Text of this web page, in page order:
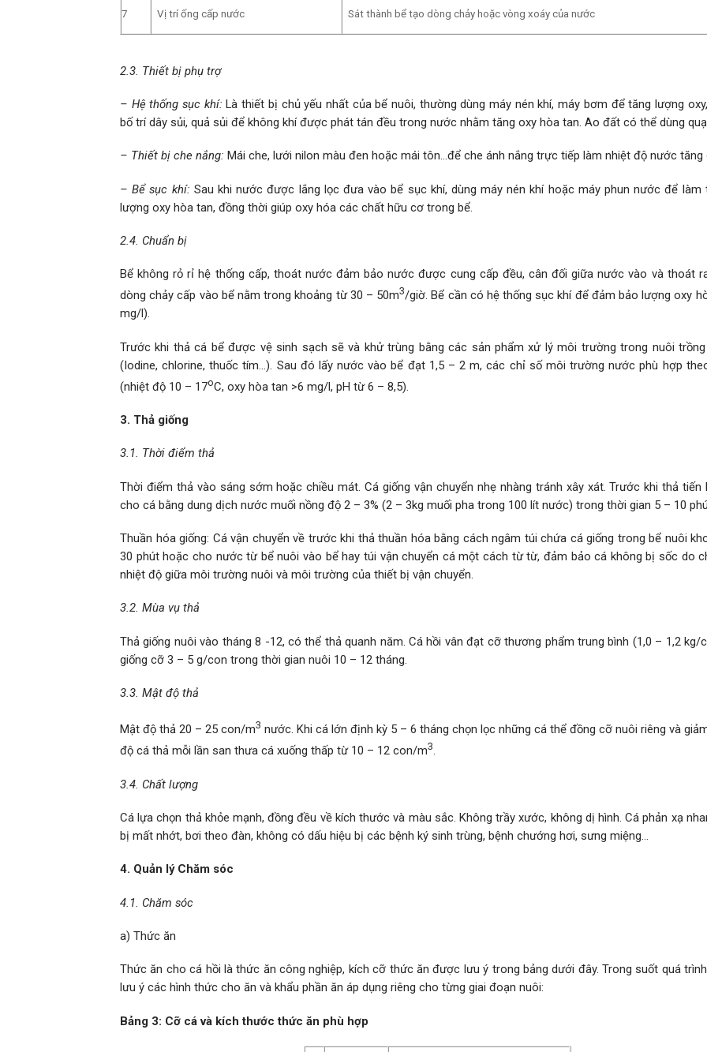
7 Vị trí ống cấp nước Sát thành bể tạo dòng chảy hoặc vòng xoáy của nước
2.3. Thiết bị phụ trợ
– Hệ thống sục khí: Là thiết bị chủ yếu nhất của bể nuôi, thường dùng máy nén khí, máy bơm để tăng lượng
bố trí dây sủi, quả sủi để không khí được phát tán đều trong nước nhằm tăng oxy hòa tan. Ao đất có thể dùng
– Thiết bị che nắng: Mái che, lưới nilon màu đen hoặc mái tôn…để che ánh nắng trực tiếp làm nhiệt độ nước tăng
– Bể sục khí: Sau khi nước được lắng lọc đưa vào bể sục khí, dùng máy nén khí hoặc máy phun nước để làm
lượng oxy hòa tan, đồng thời giúp oxy hóa các chất hữu cơ trong bể.
2.4. Chuẩn bị
Bể không rỏ rỉ hệ thống cấp, thoát nước đảm bảo nước được cung cấp đều, cân đối giữa nước vào và thoát
dòng chảy cấp vào bể nằm trong khoảng từ 30 – 50m3/giờ. Bể cần có hệ thống sục khí để đảm bảo lượng oxy
mg/l).
Trước khi thả cá bể được vệ sinh sạch sẽ và khử trùng bằng các sản phẩm xử lý môi trường trong nuôi
(Iodine, chlorine, thuốc tím…). Sau đó lấy nước vào bể đạt 1,5 – 2 m, các chỉ số môi trường nước phù hợp
(nhiệt độ 10 – 17oC, oxy hòa tan >6 mg/l, pH từ 6 – 8,5).
3. Thả giống
3.1. Thời điểm thả
Thời điểm thả vào sáng sớm hoặc chiều mát. Cá giống vận chuyển nhẹ nhàng tránh xây xát. Trước khi thả tiến
cho cá bằng dung dịch nước muối nồng độ 2 – 3% (2 – 3kg muối pha trong 100 lít nước) trong thời gian 5 – 10
Thuần hóa giống: Cá vận chuyển về trước khi thả thuần hóa bằng cách ngâm túi chứa cá giống trong bể nuôi
30 phút hoặc cho nước từ bể nuôi vào bể hay túi vận chuyển cá một cách từ từ, đảm bảo cá không bị sốc do
nhiệt độ giữa môi trường nuôi và môi trường của thiết bị vận chuyển.
3.2. Mùa vụ thả
Thả giống nuôi vào tháng 8 -12, có thể thả quanh năm. Cá hồi vân đạt cỡ thương phẩm trung bình (1,0 – 1,2 kg/
giống cỡ 3 – 5 g/con trong thời gian nuôi 10 – 12 tháng.
3.3. Mật độ thả
Mật độ thả 20 – 25 con/m3 nước. Khi cá lớn định kỳ 5 – 6 tháng chọn lọc những cá thể đồng cỡ nuôi riêng và
độ cá thả mỗi lần san thưa cá xuống thấp từ 10 – 12 con/m3.
3.4. Chất lượng
Cá lựa chọn thả khỏe mạnh, đồng đều về kích thước và màu sắc. Không trầy xước, không dị hình. Cá phản xạ
bị mất nhớt, bơi theo đàn, không có dấu hiệu bị các bệnh ký sinh trùng, bệnh chướng hơi, sưng miệng…
4. Quản lý Chăm sóc
4.1. Chăm sóc
a) Thức ăn
Thức ăn cho cá hồi là thức ăn công nghiệp, kích cỡ thức ăn được lưu ý trong bảng dưới đây. Trong suốt quá
lưu ý các hình thức cho ăn và khẩu phần ăn áp dụng riêng cho từng giai đoạn nuôi:
Bảng 3: Cỡ cá và kích thước thức ăn phù hợp